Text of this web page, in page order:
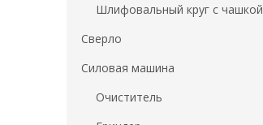
Шлифовальный круг с чашкой
Сверло
Силовая машина
Очиститель